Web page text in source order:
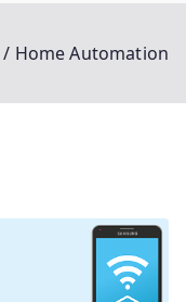
Home Automation